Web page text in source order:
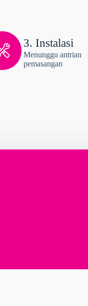
3. Instalasi
Menunggu antrian
pemasangan